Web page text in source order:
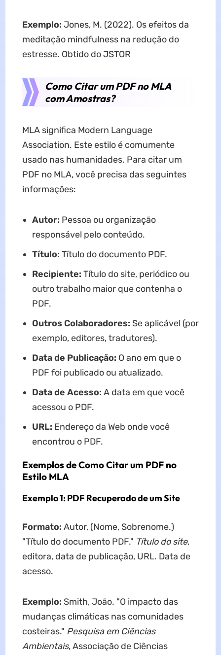
Exemplo: Jones, M. (2022). Os efeitos da
meditação mindfulness na redução do
estresse. Obtido do JSTOR
Como Citar um PDF no MLA
com Amostras?
MLA significa Modern Language
Association. Este estilo é comumente
usado nas humanidades. Para citar um
PDF no MLA, você precisa das seguintes
informações:
Autor: Pessoa ou organização
responsável pelo conteúdo.
Título: Título do documento PDF.
Recipiente: Título do site, periódico ou
outro trabalho maior que contenha o
PDF.
Outros Colaboradores: Se aplicável (por
exemplo, editores, tradutores).
Data de Publicação: O ano em que o
PDF foi publicado ou atualizado.
Data de Acesso: A data em que você
acessou o PDF.
URL: Endereço da Web onde você
encontrou o PDF.
Exemplos de Como Citar um PDF no
Estilo MLA
Exemplo 1: PDF Recuperado de um Site
Formato: Autor, (Nome, Sobrenome.)
"Título do documento PDF." Título do site,
editora, data de publicação, URL. Data de
acesso.
Exemplo: Smith, João. "O impacto das
mudanças climáticas nas comunidades
costeiras." Pesquisa em Ciências
Ambientais, Associação de Ciências